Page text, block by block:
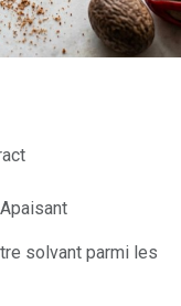
solvant parmi les